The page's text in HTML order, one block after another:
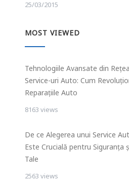
25/03/2015
MOST VIEWED
Tehnologiile Avansate din
Service-uri Auto: Cum
Reparațiile Auto
8163 views
De ce Alegerea unui Service
Este Crucială pentru Siguranța
Tale
2563 views